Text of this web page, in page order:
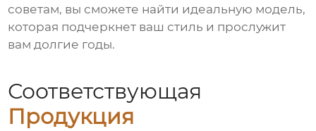
советам, вы сможете найти идеальную модель,
которая подчеркнет ваш стиль и прослужит
вам долгие годы.
Соответствующая
Продукция